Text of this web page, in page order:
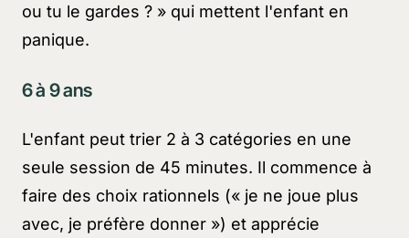
ou tu le gardes ? » qui mettent l'enfant en
panique.
6 à 9 ans
L'enfant peut trier 2 à 3 catégories en une
seule session de 45 minutes. Il commence à
faire des choix rationnels (« je ne joue plus
avec, je préfère donner ») et apprécie